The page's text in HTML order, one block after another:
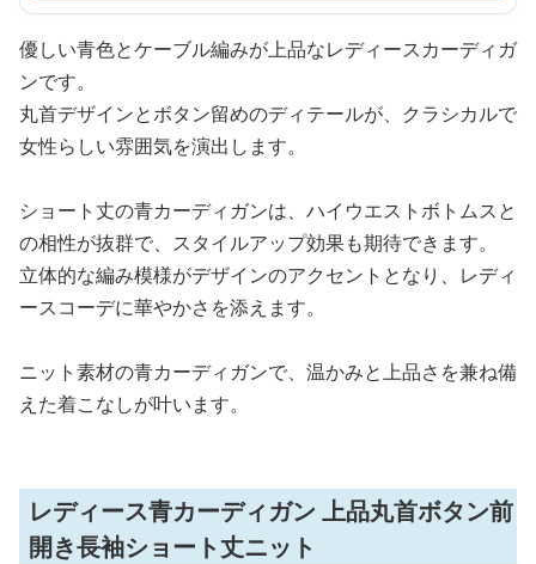
優しい青色とケーブル編みが上品なレディースカーディガ
ンです。
丸首デザインとボタン留めのディテールが、クラシカルで
女性らしい雰囲気を演出します。
ショート丈の青カーディガンは、ハイウエストボトムスと
の相性が抜群で、スタイルアップ効果も期待できます。
立体的な編み模様がデザインのアクセントとなり、レディ
ースコーデに華やかさを添えます。
ニット素材の青カーディガンで、温かみと上品さを兼ね備
えた着こなしが叶います。
レディース青カーディガン 上品丸首ボタン前
開き長袖ショート丈ニット